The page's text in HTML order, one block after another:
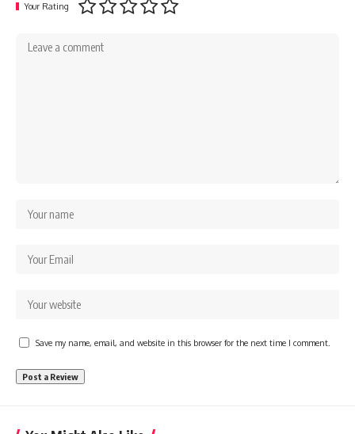
Your Rating
Save my name, email, and website in this browser for the next time I comment.